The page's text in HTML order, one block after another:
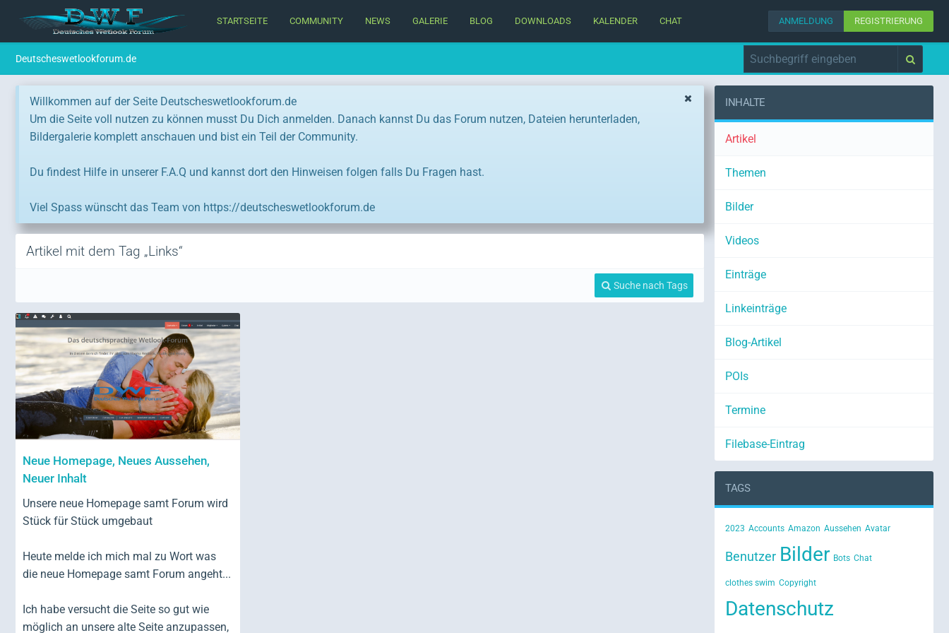
STARTSEITE COMMUNITY NEWS GALERIE BLOG DOWNLOADS KALENDER CHAT ANMELDUNG REGISTRIERUNG
Deutscheswetlookforum.de
Willkommen auf der Seite Deutscheswetlookforum.de
Um die Seite voll nutzen zu können musst Du Dich anmelden. Danach kannst Du das Forum nutzen, Dateien herunterladen,
Bildergalerie komplett anschauen und bist ein Teil der Community.
Du findest Hilfe in unserer F.A.Q und kannst dort den Hinweisen folgen falls Du Fragen hast.
Viel Spass wünscht das Team von https://deutscheswetlookforum.de
Artikel mit dem Tag „Links“
Suche nach Tags
Neue Homepage, Neues Aussehen,
Neuer Inhalt
Unsere neue Homepage samt Forum wird
Stück für Stück umgebaut
Heute melde ich mich mal zu Wort was
die neue Homepage samt Forum angeht...
Ich habe versucht die Seite so gut wie
möglich an unsere alte Seite anzupassen,
INHALTE
Artikel
Themen
Bilder
Videos
Einträge
Linkeinträge
Blog-Artikel
POIs
Termine
Filebase-Eintrag
TAGS
2023 Accounts Amazon Aussehen Avatar
Benutzer Bilder Bots Chat
clothes swim Copyright
Datenschutz